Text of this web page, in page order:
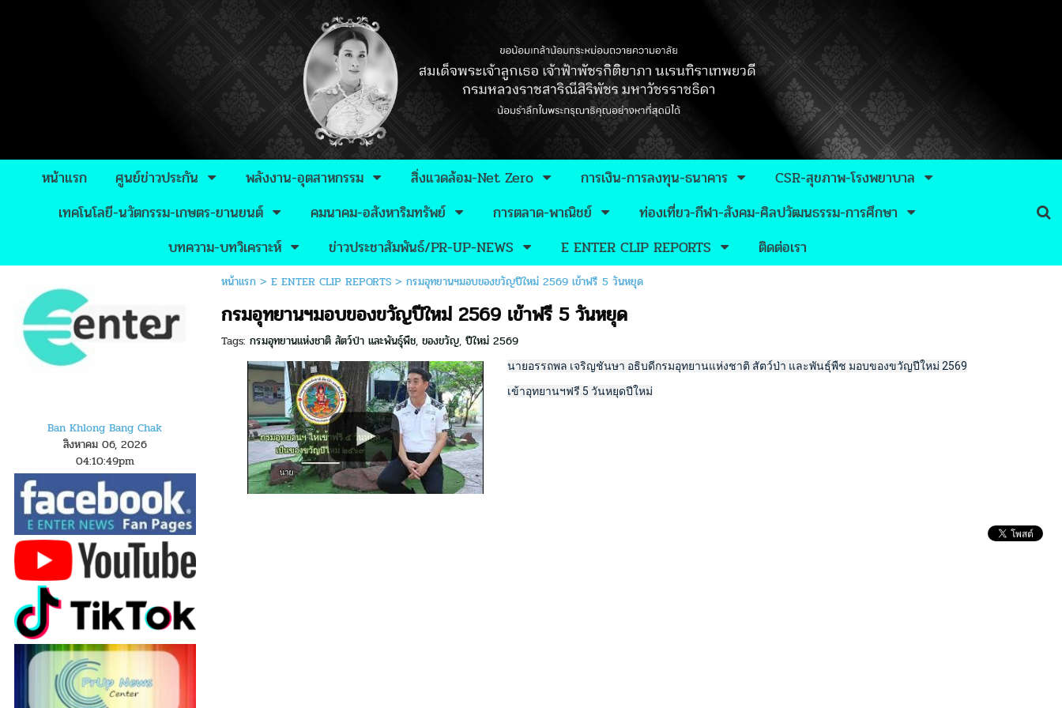
หน้าแรก ศูนย์ข่าวประกัน พลังงาน-อุตสาหกรรม สิ่งแวดล้อม-Net Zero การเงิน-การลงทุน-ธนาคาร
CSR-สุขภาพ-โรงพยาบาล
เทคโนโลยี-นวัตกรรม-เกษตร-ยานยนต์
คมนาคม-อสังหาริมทรัพย์ การตลาด-พาณิชย์
ท่องเที่ยว-กีฬา-สังคม-ศิลปวัฒนธรรม-การศึกษา
บทความ-บทวิเคราะห์
ข่าวประชาสัมพันธ์/PR-UP-NEWS E ENTER CLIP REPORTS ติดต่อเรา
Ban Khlong Bang Chak
สิงหาคม 06, 2026
04:10:49pm
หน้าแรก> E ENTER CLIP REPORTS> กรมอุทยานฯมอบของขวัญปีใหม่ 2569 เข้าฟรี 5 วันหยุด
กรมอุทยานฯมอบของขวัญปีใหม่ 2569 เข้าฟรี 5 วันหยุด
Tags:กรมอุทยานแห่งชาติ สัตว์ป่า และพันธุ์พืช,ของขวัญ,ปีใหม่ 2569
นายอรรถพล เจริญชันษา อธิบดีกรมอุทยานแห่งชาติ สัตว์ป่า และพันธุ์พืช มอบของขวัญปีใหม่ 2569
เข้าอุทยานฯฟรี 5 วันหยุดปีใหม่